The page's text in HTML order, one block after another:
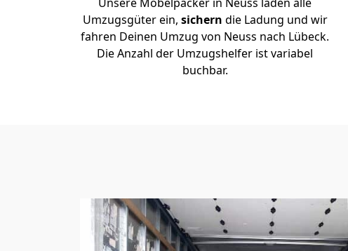
Umzugsgüter ein, sichern die Ladung und wir
fahren Deinen Umzug von Neuss nach Lübeck.
Die Anzahl der Umzugshelfer ist variabel
buchbar.